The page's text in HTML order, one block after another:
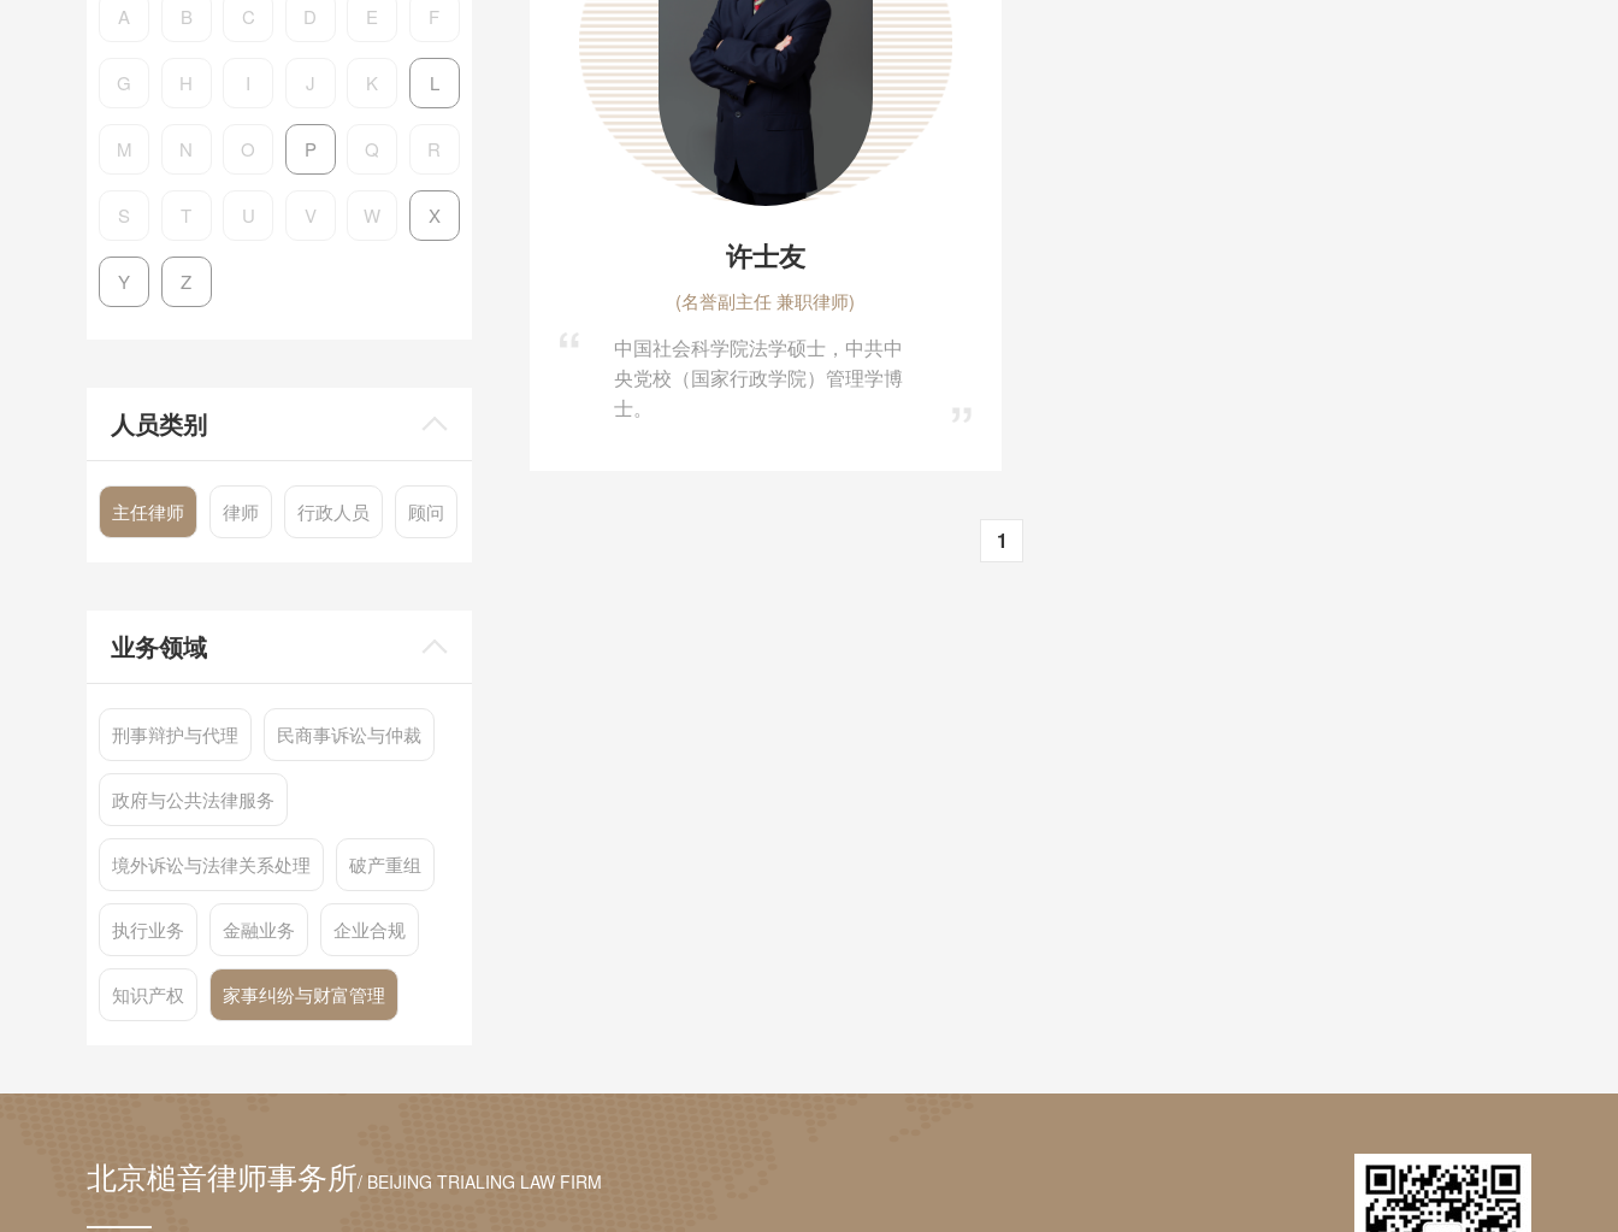
A B C D E F
G H I J K L
M N O P Q R
S T U V W X
Y Z
人员类别
主任律师 律师 行政人员 顾问
业务领域
刑事辩护与代理 民商事诉讼与仲裁
政府与公共法律服务
境外诉讼与法律关系处理 破产重组
执行业务 金融业务 企业合规
知识产权 家事纠纷与财富管理
许士友
(名誉副主任 兼职律师)
中国社会科学院法学硕士，中共中
央党校（国家行政学院）管理学博
士。
1
北京槌音律师事务所/ BEIJING TRIALING LAW FIRM